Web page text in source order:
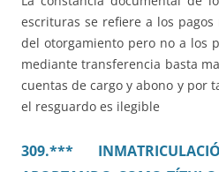
escrituras se refiere a los
del otorgamiento pero no a los
mediante transferencia basta
cuentas de cargo y abono y por
el resguardo es ilegible
309.***